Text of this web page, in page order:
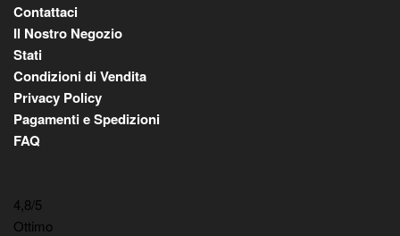
Contattaci
Il Nostro Negozio
Stati
Condizioni di Vendita
Privacy Policy
Pagamenti e Spedizioni
FAQ
4,8/5
Ottimo